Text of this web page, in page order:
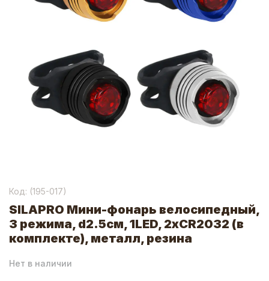
Код: (195-017)
SILAPRO Мини-фонарь велосипедный,
3 режима, d2.5см, 1LED, 2хCR2032 (в
комплекте), металл, резина
Нет в наличии